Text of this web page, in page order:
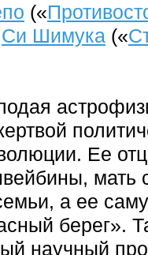
(«
Си Шимука («
Ее
мать
а ее
берег».
научный